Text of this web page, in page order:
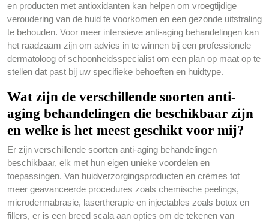
en producten met antioxidanten kan helpen om vroegtijdige
veroudering van de huid te voorkomen en een gezonde uitstraling
te behouden. Voor meer intensieve anti-aging behandelingen kan
het raadzaam zijn om advies in te winnen bij een professionele
dermatoloog of schoonheidsspecialist om een plan op maat op te
stellen dat past bij uw specifieke behoeften en huidtype.
Wat zijn de verschillende soorten anti-
aging behandelingen die beschikbaar zijn
en welke is het meest geschikt voor mij?
Er zijn verschillende soorten anti-aging behandelingen
beschikbaar, elk met hun eigen unieke voordelen en
toepassingen. Van huidverzorgingsproducten en crèmes tot
meer geavanceerde procedures zoals chemische peelings,
microdermabrasie, lasertherapie en injectables zoals botox en
fillers, er is een breed scala aan opties om de tekenen van